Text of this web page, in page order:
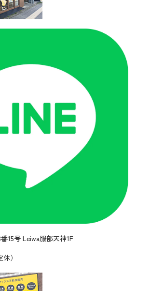
15号 Leiwa服部天神1F
）